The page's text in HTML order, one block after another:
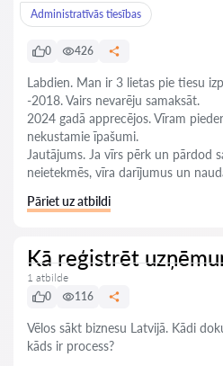
Administratīvās tiesības
0 426
Labdien. Man ir 3 lietas pie tiesu
-2018. Vairs nevarēju samaksāt.
2024 gadā apprecējos. Vīram
nekustamie īpašumi.
Jautājums. Ja vīrs pērk un pārdod
neietekmēs, vīra darījumus un
Pāriet uz atbildi
Kā reģistrēt
1 atbilde
0
116
Vēlos sākt biznesu Latvijā. Kādi
kāds ir process?